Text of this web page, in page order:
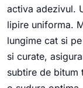
activa adezivul.
lipire uniforma.
lungime cat si
si curate,
subtire de bitum